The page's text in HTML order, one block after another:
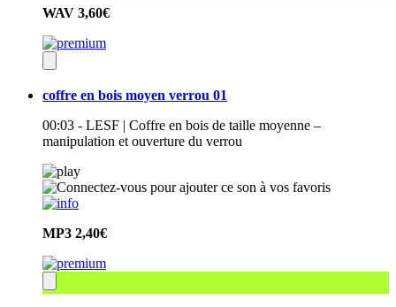
WAV 3,60€
coffre en bois moyen verrou 01
00:03 - LESF | Coffre en bois de taille moyenne –
manipulation et ouverture du verrou
MP3 2,40€